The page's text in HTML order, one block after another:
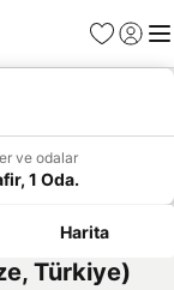
Favoriler
Giriş
ve odalar
1 Oda.
Harita
Türkiye)